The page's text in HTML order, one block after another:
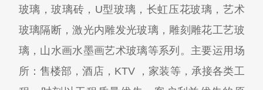
玻璃，玻璃砖，U型玻璃，长虹压花玻璃，艺术
玻璃隔断，激光内雕发光玻璃，雕刻雕花工艺玻
璃，山水画水墨画艺术玻璃等系列。主要运用场
所：售楼部，酒店，KTV ，家装等，承接各类工